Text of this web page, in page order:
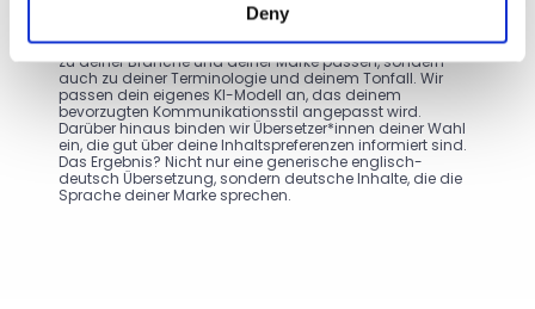
Deny
Verwendung von generischen Übersetzungstools sorgt
nur für generische Übersetzungen. Mit EasyTranslate
erhältst du kontextbezogene Übersetzungen, die nicht nur
zu deiner Branche und deiner Marke passen, sondern
auch zu deiner Terminologie und deinem Tonfall. Wir
passen dein eigenes KI-Modell an, das deinem
bevorzugten Kommunikationsstil angepasst wird.
Darüber hinaus binden wir Übersetzer*innen deiner Wahl
ein, die gut über deine Inhaltspreferenzen informiert sind.
Das Ergebnis? Nicht nur eine generische englisch-
deutsch Übersetzung, sondern deutsche Inhalte, die die
Sprache deiner Marke sprechen.